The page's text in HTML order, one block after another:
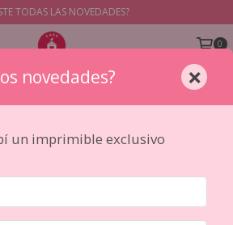
TODAS LAS NOVEDADES?
0
PRODUCTOS
novedades? ×
un imprimible exclusivo